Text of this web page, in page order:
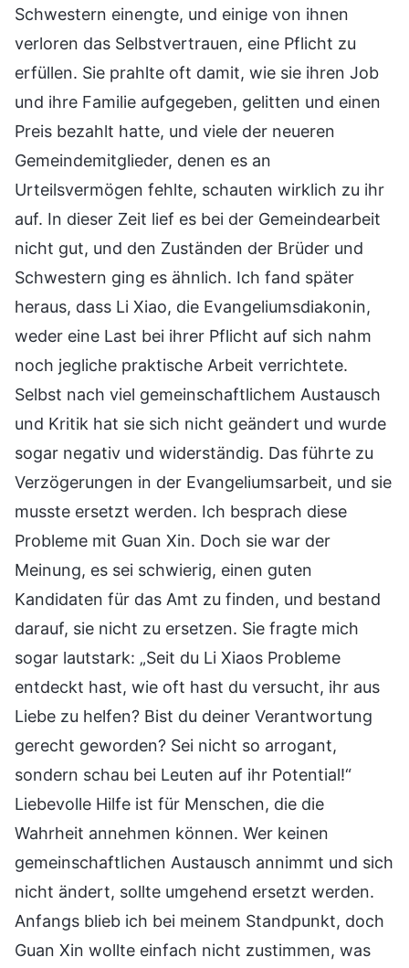
Schwestern einengte, und einige von ihnen
verloren das Selbstvertrauen, eine Pflicht zu
erfüllen. Sie prahlte oft damit, wie sie ihren Job
und ihre Familie aufgegeben, gelitten und einen
Preis bezahlt hatte, und viele der neueren
Gemeindemitglieder, denen es an
Urteilsvermögen fehlte, schauten wirklich zu ihr
auf. In dieser Zeit lief es bei der Gemeindearbeit
nicht gut, und den Zuständen der Brüder und
Schwestern ging es ähnlich. Ich fand später
heraus, dass Li Xiao, die Evangeliumsdiakonin,
weder eine Last bei ihrer Pflicht auf sich nahm
noch jegliche praktische Arbeit verrichtete.
Selbst nach viel gemeinschaftlichem Austausch
und Kritik hat sie sich nicht geändert und wurde
sogar negativ und widerständig. Das führte zu
Verzögerungen in der Evangeliumsarbeit, und sie
musste ersetzt werden. Ich besprach diese
Probleme mit Guan Xin. Doch sie war der
Meinung, es sei schwierig, einen guten
Kandidaten für das Amt zu finden, und bestand
darauf, sie nicht zu ersetzen. Sie fragte mich
sogar lautstark: „Seit du Li Xiaos Probleme
entdeckt hast, wie oft hast du versucht, ihr aus
Liebe zu helfen? Bist du deiner Verantwortung
gerecht geworden? Sei nicht so arrogant,
sondern schau bei Leuten auf ihr Potential!“
Liebevolle Hilfe ist für Menschen, die die
Wahrheit annehmen können. Wer keinen
gemeinschaftlichen Austausch annimmt und sich
nicht ändert, sollte umgehend ersetzt werden.
Anfangs blieb ich bei meinem Standpunkt, doch
Guan Xin wollte einfach nicht zustimmen, was